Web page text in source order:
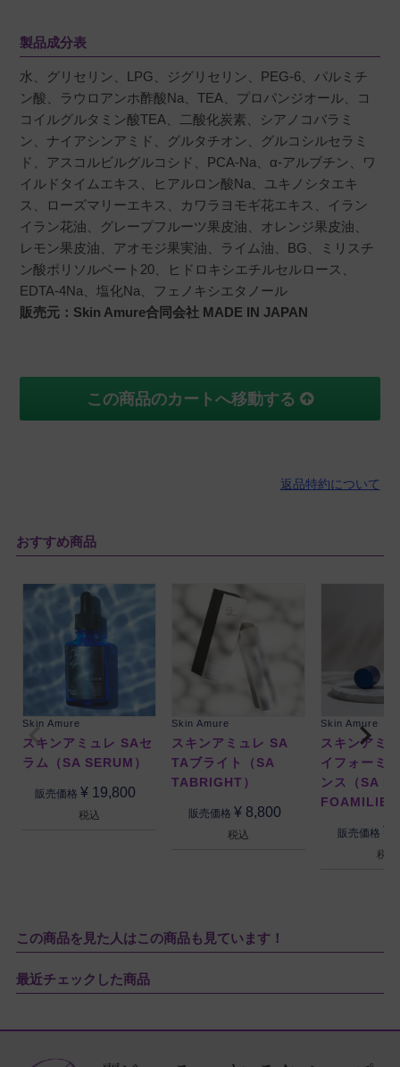
製品成分表
水、グリセリン、LPG、ジグリセリン、PEG-6、パルミチ
ン酸、ラウロアンホ酢酸Na、TEA、プロパンジオール、コ
コイルグルタミン酸TEA、二酸化炭素、シアノコバラミ
ン、ナイアシンアミド、グルタチオン、グルコシルセラミ
ド、アスコルビルグルコシド、PCA-Na、α-アルブチン、ワ
イルドタイムエキス、ヒアルロン酸Na、ユキノシタエキ
ス、ローズマリーエキス、カワラヨモギ花エキス、イラン
イラン花油、グレープフルーツ果皮油、オレンジ果皮油、
レモン果皮油、アオモジ果実油、ライム油、BG、ミリスチ
ン酸ポリソルベート20、ヒドロキシエチルセルロース、
EDTA-4Na、塩化Na、フェノキシエタノール
販売元：Skin Amure合同会社 MADE IN JAPAN
この商品のカートへ移動する
返品特約について
おすすめ商品
Skin Amure
スキンアミュレ SAセ
ラム（SA SERUM）
販売価格 ¥ 19,800
税込
Skin Amure
スキンアミュレ SA
TAブライト（SA
TABRIGHT）
販売価格 ¥ 8,800
税込
Skin Amure
スキンアミ
イフォーミ
ンス（SA
販売価格 ¥
税込
この商品を見た人はこの商品も見ています！
最近チェックした商品